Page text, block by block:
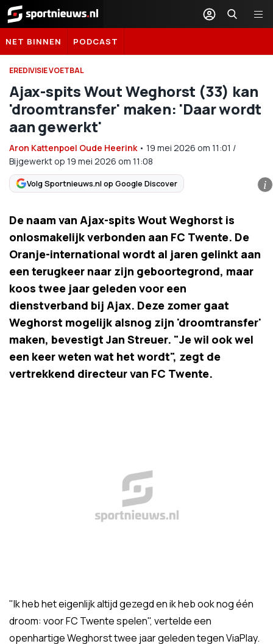
Sportnieuws.nl
NET BINNEN PODCAST
EREDIVISIE VOETBAL
Ajax-spits Wout Weghorst (33) kan
'droomtransfer' maken: 'Daar wordt
aan gewerkt'
Aron Kattenpoel Oude Heerink• 19 mei 2026 om 11:01 /
Bijgewerkt op 19 mei 2026 om 11:08
Volg Sportnieuws.nl op Google Discover i
De naam van Ajax-spits Wout Weghorst is
onlosmakelijk verbonden aan FC Twente. De
Oranje-international wordt al jaren gelinkt aan
een terugkeer naar zijn geboortegrond, maar
koos twee jaar geleden voor een
dienstverband bij Ajax. Deze zomer gaat
Weghorst mogelijk alsnog zijn 'droomtransfer'
maken, bevestigt Jan Streuer. "Je wil ook wel
een keer weten wat het wordt", zegt de
vertrekkend directeur van FC Twente.
"Ik heb het eigenlijk altijd gezegd en ik heb ook nog één
droom: voor FC Twente spelen", vertelde een
openhartige Weghorst twee jaar geleden tegen ViaPlay.